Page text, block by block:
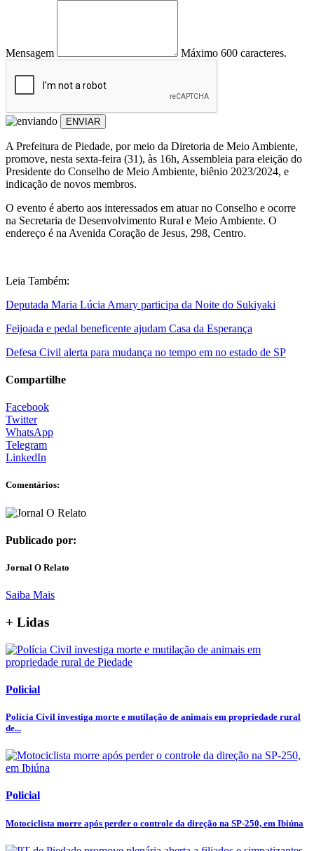
Mensagem Máximo 600 caracteres.
ENVIAR
A Prefeitura de Piedade, por meio da Diretoria de Meio Ambiente,
promove, nesta sexta-feira (31), às 16h, Assembleia para eleição do
Presidente do Conselho de Meio Ambiente, biênio 2023/2024, e
indicação de novos membros.
O evento é aberto aos interessados em atuar no Conselho e ocorre
na Secretaria de Desenvolvimento Rural e Meio Ambiente. O
endereço é na Avenida Coração de Jesus, 298, Centro.
Leia Também:
Deputada Maria Lúcia Amary participa da Noite do Sukiyaki
Feijoada e pedal beneficente ajudam Casa da Esperança
Defesa Civil alerta para mudança no tempo em no estado de SP
Compartilhe
Facebook
Twitter
WhatsApp
Telegram
LinkedIn
Comentários:
Publicado por:
Jornal O Relato
Saiba Mais
+ Lidas
Policial
Polícia Civil investiga morte e mutilação de animais em propriedade rural
de...
Policial
Motociclista morre após perder o controle da direção na SP-250, em Ibiúna